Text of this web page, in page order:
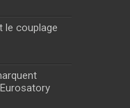
le couplage